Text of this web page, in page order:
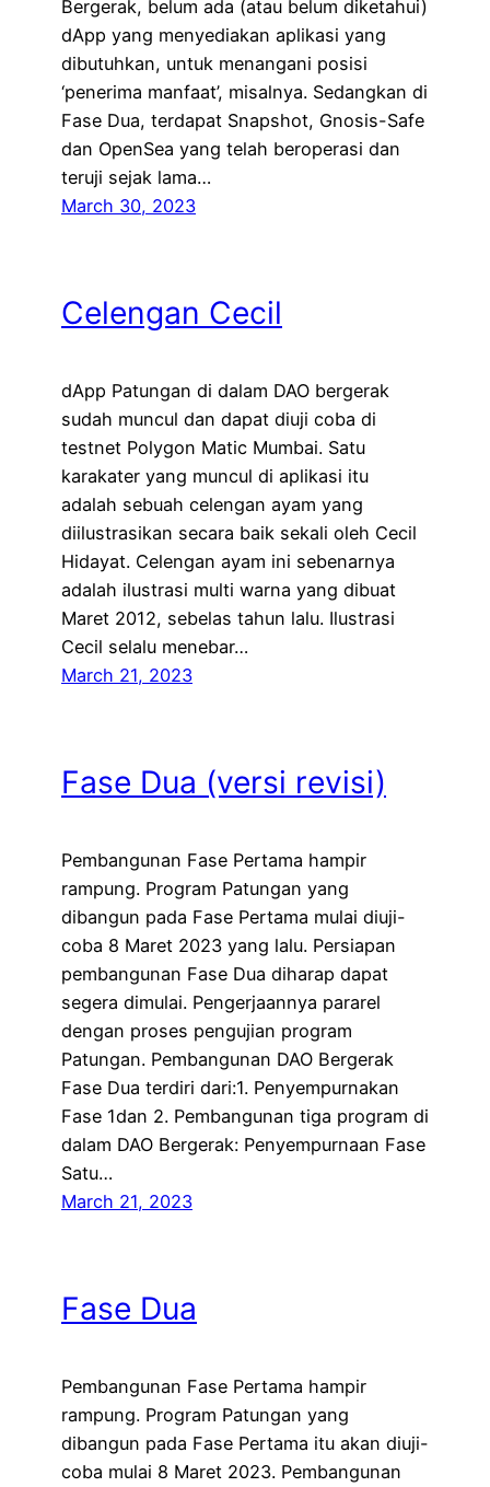
Bergerak, belum ada (atau belum diketahui)
dApp yang menyediakan aplikasi yang
dibutuhkan, untuk menangani posisi
‘penerima manfaat’, misalnya. Sedangkan di
Fase Dua, terdapat Snapshot, Gnosis-Safe
dan OpenSea yang telah beroperasi dan
teruji sejak lama…
March 30, 2023
Celengan Cecil
dApp Patungan di dalam DAO bergerak
sudah muncul dan dapat diuji coba di
testnet Polygon Matic Mumbai. Satu
karakater yang muncul di aplikasi itu
adalah sebuah celengan ayam yang
diilustrasikan secara baik sekali oleh Cecil
Hidayat. Celengan ayam ini sebenarnya
adalah ilustrasi multi warna yang dibuat
Maret 2012, sebelas tahun lalu. Ilustrasi
Cecil selalu menebar…
March 21, 2023
Fase Dua (versi revisi)
Pembangunan Fase Pertama hampir
rampung. Program Patungan yang
dibangun pada Fase Pertama mulai diuji-
coba 8 Maret 2023 yang lalu. Persiapan
pembangunan Fase Dua diharap dapat
segera dimulai. Pengerjaannya pararel
dengan proses pengujian program
Patungan. Pembangunan DAO Bergerak
Fase Dua terdiri dari:1. Penyempurnakan
Fase 1dan 2. Pembangunan tiga program di
dalam DAO Bergerak: Penyempurnaan Fase
Satu…
March 21, 2023
Fase Dua
Pembangunan Fase Pertama hampir
rampung. Program Patungan yang
dibangun pada Fase Pertama itu akan diuji-
coba mulai 8 Maret 2023. Pembangunan